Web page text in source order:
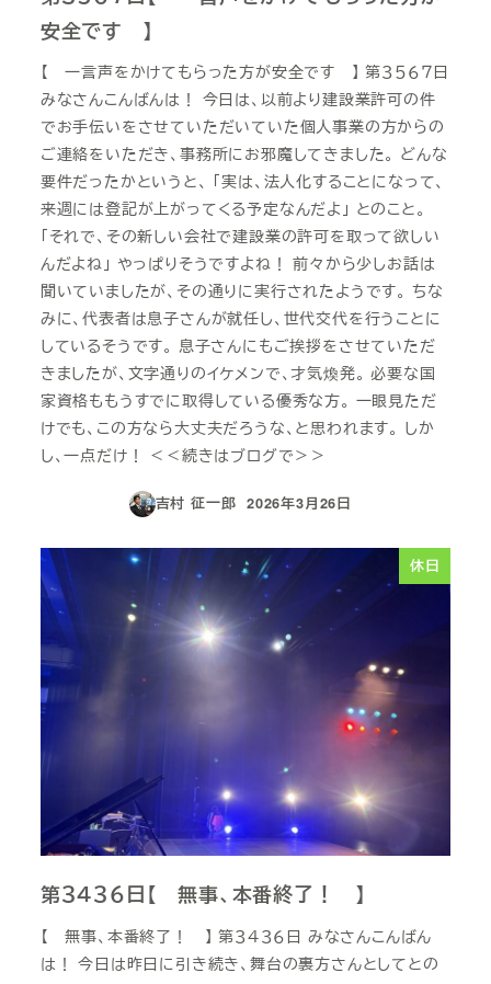
安全です 】
【 一言声をかけてもらった方が安全です 】 第３５６７日
みなさんこんばんは！ 今日は、以前より建設業許可の件
でお手伝いをさせていただいていた個人事業の方からの
ご連絡をいただき、事務所にお邪魔してきました。 どんな
要件だったかというと、 「実は、法人化することになって、
来週には登記が上がってくる予定なんだよ」 とのこと。
「それで、その新しい会社で建設業の許可を取って欲しい
んだよね」 やっぱりそうですよね！ 前々から少しお話は
聞いていましたが、その通りに実行されたようです。 ちな
みに、代表者は息子さんが就任し、世代交代を行うことに
しているそうです。 息子さんにもご挨拶をさせていただ
きましたが、文字通りのイケメンで、才気煥発。 必要な国
家資格ももうすでに取得している優秀な方。 一眼見ただ
けでも、この方なら大丈夫だろうな、と思われます。 しか
し、一点だけ！ ＜＜続きはブログで＞＞
吉村 征一郎
投稿日
2026年3月26日
休日
第３４３６日【 無事、本番終了！ 】
【 無事、本番終了！ 】 第３４３６日 みなさんこんばん
は！ 今日は昨日に引き続き、舞台の裏方さんとしてとの